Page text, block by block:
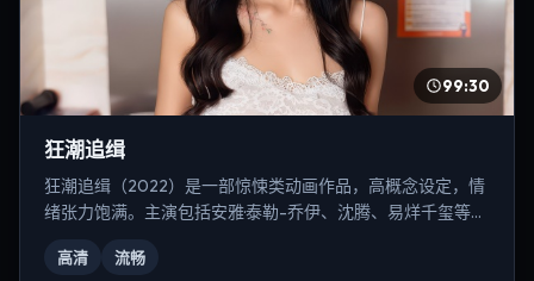
99:30
狂潮追缉
狂潮追缉（2022）是一部惊悚类动画作品，高概念设定，情
绪张力饱满。主演包括安雅·泰勒-乔伊、沈腾、易烊千玺等，
高清 流畅